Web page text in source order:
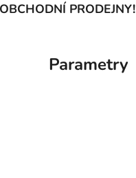
PRODEJNY!
Parametry